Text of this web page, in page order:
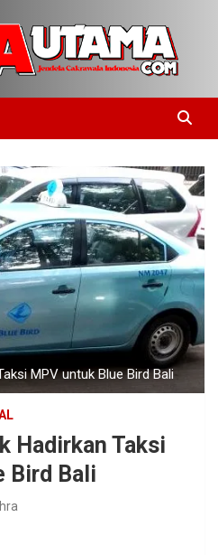
MPV untuk Blue Bird Bali
Hadirkan Taksi
Bird Bali